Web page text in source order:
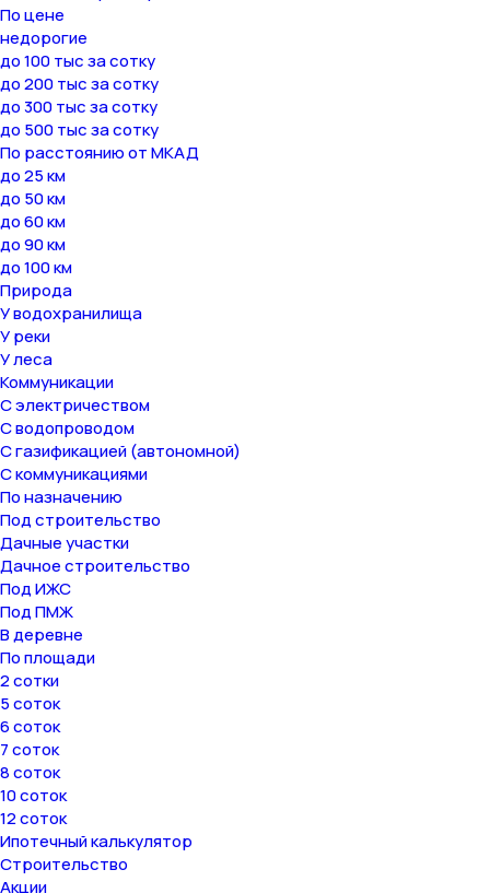
По цене
недорогие
до 100 тыс за сотку
до 200 тыс за сотку
до 300 тыс за сотку
до 500 тыс за сотку
По расстоянию от МКАД
до 25 км
до 50 км
до 60 км
до 90 км
до 100 км
Природа
У водохранилища
У реки
У леса
Коммуникации
С электричеством
С водопроводом
С газификацией (автономной)
С коммуникациями
По назначению
Под строительство
Дачные участки
Дачное строительство
Под ИЖС
Под ПМЖ
В деревне
По площади
2 сотки
5 соток
6 соток
7 соток
8 соток
10 соток
12 соток
Ипотечный калькулятор
Строительство
Акции